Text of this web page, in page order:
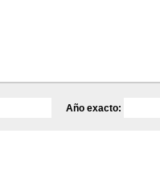
Año exacto: